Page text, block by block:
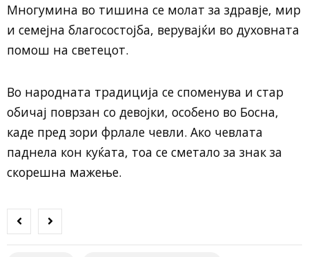
Многумина во тишина се молат за здравје, мир
и семејна благосостојба, верувајќи во духовната
помош на светецот.
Во народната традиција се споменува и стар
обичај поврзан со девојки, особено во Босна,
каде пред зори фрлале чевли. Ако чевлата
паднела кон куќата, тоа се сметало за знак за
скорешна мажење.